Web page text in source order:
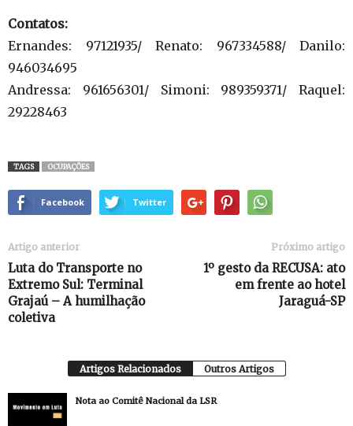
Contatos:
Ernandes: 97121935/ Renato: 967334588/ Danilo:
946034695
Andressa: 961656301/ Simoni: 989359371/ Raquel:
29228463
TAGS OCUPAÇÕES
Facebook Twitter
Artigo anterior
Luta do Transporte no
Extremo Sul: Terminal
Grajaú – A humilhação
coletiva
Próximo artigo
1º gesto da RECUSA: ato
em frente ao hotel
Jaraguá-SP
Artigos Relacionados Outros Artigos
Nota ao Comitê Nacional da LSR